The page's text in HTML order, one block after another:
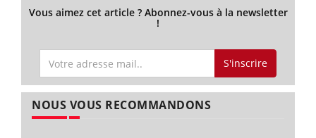
Vous aimez cet article ? Abonnez-vous à la newsletter
!
S'inscrire
NOUS VOUS RECOMMANDONS